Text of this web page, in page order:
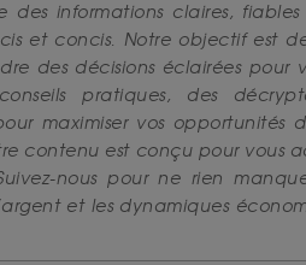
informations claires,
et concis. Notre objectif est
des décisions éclairées pour
pratiques, des
maximiser vos opportunités
contenu est conçu pour vous
nous pour ne rien
et les dynamiques